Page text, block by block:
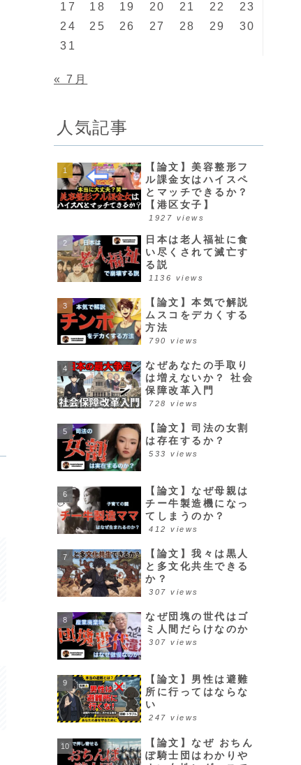
17
18 19 20 21 22
23
24
25 26 27 28 29
30
31
« 7月
人気記事
【論文】美容整形フ
ル課金女はハイスペ
とマッチできるか？
【港区女子】
1927 views
日本は老人福祉に食
い尽くされて滅亡す
る説
1136 views
【論文】本気で解説
ムスコをデカくする
方法
790 views
なぜあなたの手取り
は増えないか？ 社会
保障改革入門
728 views
【論文】司法の女割
は存在するか？
533 views
【論文】なぜ母親は
チー牛製造機になっ
てしまうのか？
412 views
【論文】我々は黒人
と多文化共生できる
か？
307 views
なぜ団塊の世代はゴ
ミ人間だらけなのか
307 views
【論文】男性は避難
所に行ってはならな
い
247 views
【論文】なぜ おちん
ぽ騎士団はわかりや